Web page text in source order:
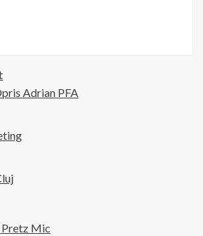
Adrian PFA
Pretz Mic